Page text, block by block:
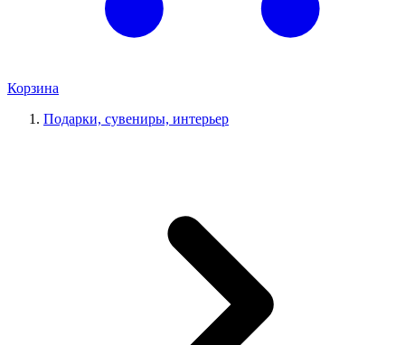
Корзина
Подарки, сувениры, интерьер